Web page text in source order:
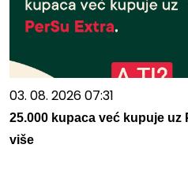
03. 08. 2026 07:31
25.000 kupaca već kupuje uz
više